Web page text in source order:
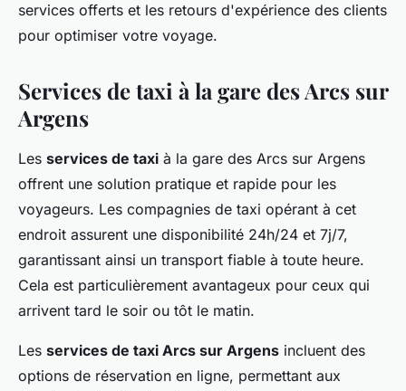
services offerts et les retours d'expérience des clients
pour optimiser votre voyage.
Services de taxi à la gare des Arcs sur
Argens
Les services de taxi à la gare des Arcs sur Argens
offrent une solution pratique et rapide pour les
voyageurs. Les compagnies de taxi opérant à cet
endroit assurent une disponibilité 24h/24 et 7j/7,
garantissant ainsi un transport fiable à toute heure.
Cela est particulièrement avantageux pour ceux qui
arrivent tard le soir ou tôt le matin.
Les services de taxi Arcs sur Argens incluent des
options de réservation en ligne, permettant aux